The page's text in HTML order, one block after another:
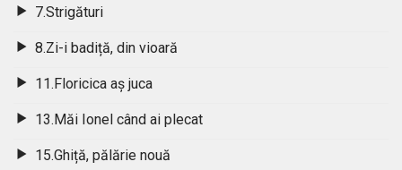
7.Strigături
8.Zi-i badiță, din vioară
11.Floricica aș juca
13.Măi Ionel când ai plecat
15.Ghiță, pălărie nouă